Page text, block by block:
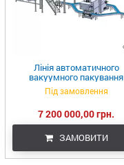
Лінія автоматичного
вакуумного пакування
Під замовлення
7 200 000,00 грн.
ЗАМОВИТИ